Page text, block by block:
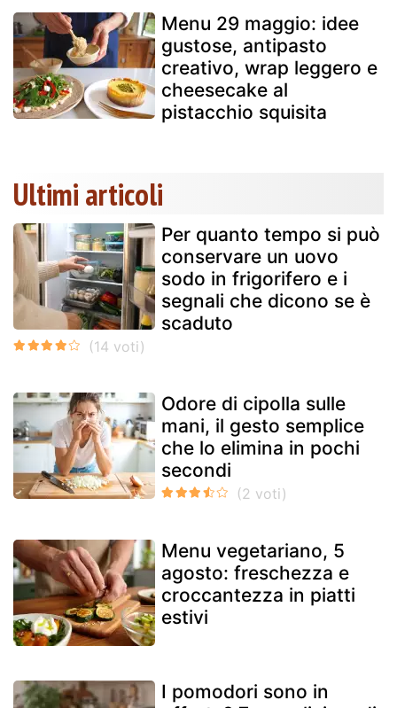
Menu 29 maggio: idee
gustose, antipasto
creativo, wrap leggero e
cheesecake al
pistacchio squisita
Ultimi articoli
Per quanto tempo si può
conservare un uovo
sodo in frigorifero e i
segnali che dicono se è
scaduto
Odore di cipolla sulle
mani, il gesto semplice
che lo elimina in pochi
secondi
Menu vegetariano, 5
agosto: freschezza e
croccantezza in piatti
estivi
I pomodori sono in